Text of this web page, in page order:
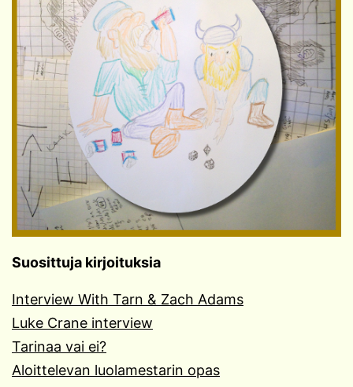
Suosittuja kirjoituksia
Interview With Tarn & Zach Adams
Luke Crane interview
Tarinaa vai ei?
Aloittelevan luolamestarin opas